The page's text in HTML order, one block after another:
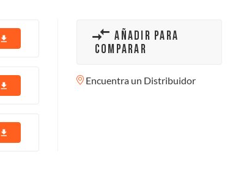
AÑADIR PARA
COMPARAR
Encuentra un Distribuidor